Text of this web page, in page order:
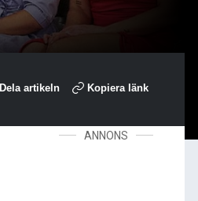
Dela artikeln Kopiera länk
ANNONS